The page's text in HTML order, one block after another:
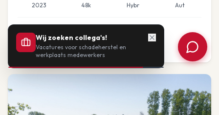
2023 48k Hybr Aut
€33.435
of vanaf: €693/mnd BTW
Wij zoeken collega's!
Vacatures voor schadeherstel en
werkplaats medewerkers